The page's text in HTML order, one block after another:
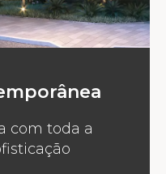
com toda a